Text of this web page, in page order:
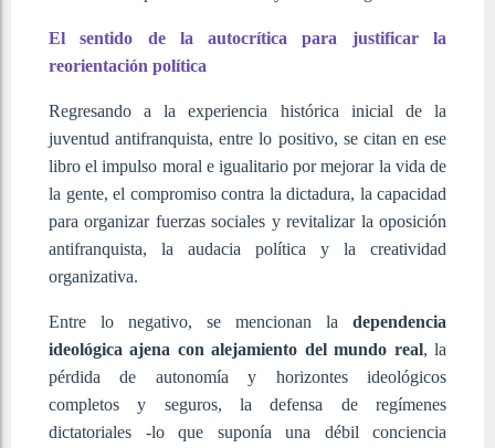
El sentido de la autocrítica para justificar la
reorientación política
Regresando a la experiencia histórica inicial de la
juventud antifranquista, entre lo positivo, se citan en ese
libro el impulso moral e igualitario por mejorar la vida de
la gente, el compromiso contra la dictadura, la capacidad
para organizar fuerzas sociales y revitalizar la oposición
antifranquista, la audacia política y la creatividad
organizativa.
Entre lo negativo, se mencionan la dependencia
ideológica ajena con alejamiento del mundo real, la
pérdida de autonomía y horizontes ideológicos
completos y seguros, la defensa de regímenes
dictatoriales -lo que suponía una débil conciencia